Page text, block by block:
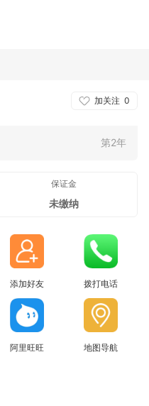
加关注 0
第2年
保证金
未缴纳
添加好友 拨打电话
阿里旺旺 地图导航